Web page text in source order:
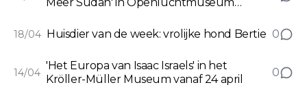
18/04 Huisdier van de week: vrolijke hond Bertie 0
14/04
'Het Europa van Isaac Israels' in het
Kröller-Müller Museum vanaf 24 april
0